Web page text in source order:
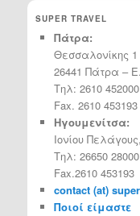
SUPER TRAVEL
Πάτρα:
Θεσσαλονίκης 1
26441 Πάτρα –
Τηλ: 2610 452000
Fax. 2610 453193
Ηγουμενίτσα:
Ιονίου
Τηλ: 26650 28000
Fax.2610 453193
contact (at)
Ποιοί είμαστε